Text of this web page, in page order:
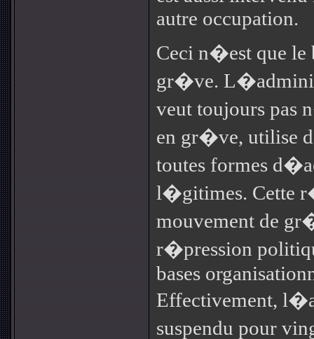
autre occupation.
Ceci n�est que le
gr�ve.
veut toujours pas
en gr�ve, utilise
toutes formes
l�gitimes. Cette
mouvement de
r�pression
bases
Effectivement,
suspendu pour